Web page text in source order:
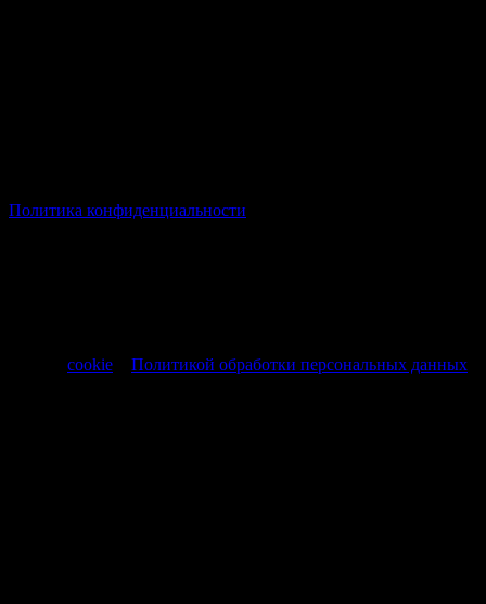
Политика конфиденциальности
cookie Политикой обработки персональных данных